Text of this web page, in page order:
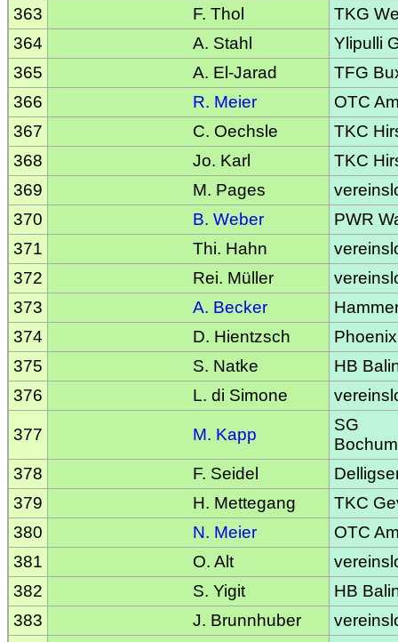
363
F. Thol
TKG
364
A. Stahl
Ylipulli
365
A. El-Jarad
TFG
366
R. Meier
OTC
367
C. Oechsle
TKC
368
Jo. Karl
TKC
369
M. Pages
370
B. Weber
PWR
371
Thi. Hahn
372
Rei. Müller
373
A. Becker
374
D. Hientzsch
375
S. Natke
HB
376
L. di Simone
377 M. Kapp
SG
378
F. Seidel
379
H. Mettegang
TKC
380
N. Meier
OTC
381
O. Alt
382
S. Yigit
HB
383
J. Brunnhuber